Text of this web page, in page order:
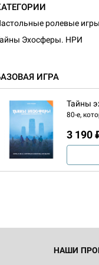
ролевые игры
Эхосферы. НРИ
ИГРА
Тайны
80-е,
3 190
НАШИ